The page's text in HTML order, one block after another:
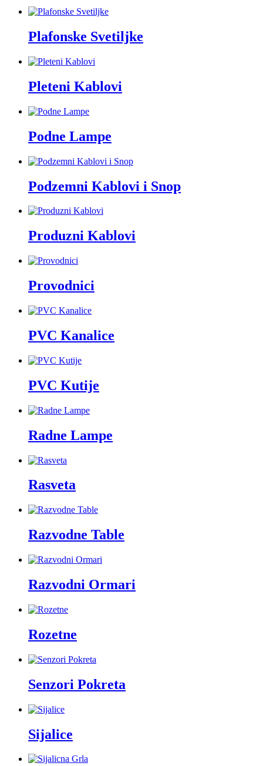
Plafonske Svetiljke
Pleteni Kablovi
Podne Lampe
Podzemni Kablovi i Snop
Produzni Kablovi
Provodnici
PVC Kanalice
PVC Kutije
Radne Lampe
Rasveta
Razvodne Table
Razvodni Ormari
Rozetne
Senzori Pokreta
Sijalice